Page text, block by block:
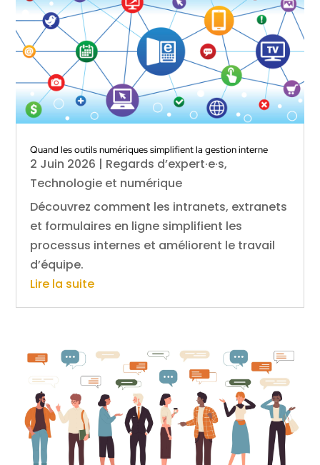
Quand les outils numériques simplifient la gestion interne
2 Juin 2026 | Regards d’expert·e·s,
Technologie et numérique
Découvrez comment les intranets, extranets
et formulaires en ligne simplifient les
processus internes et améliorent le travail
d’équipe.
Lire la suite